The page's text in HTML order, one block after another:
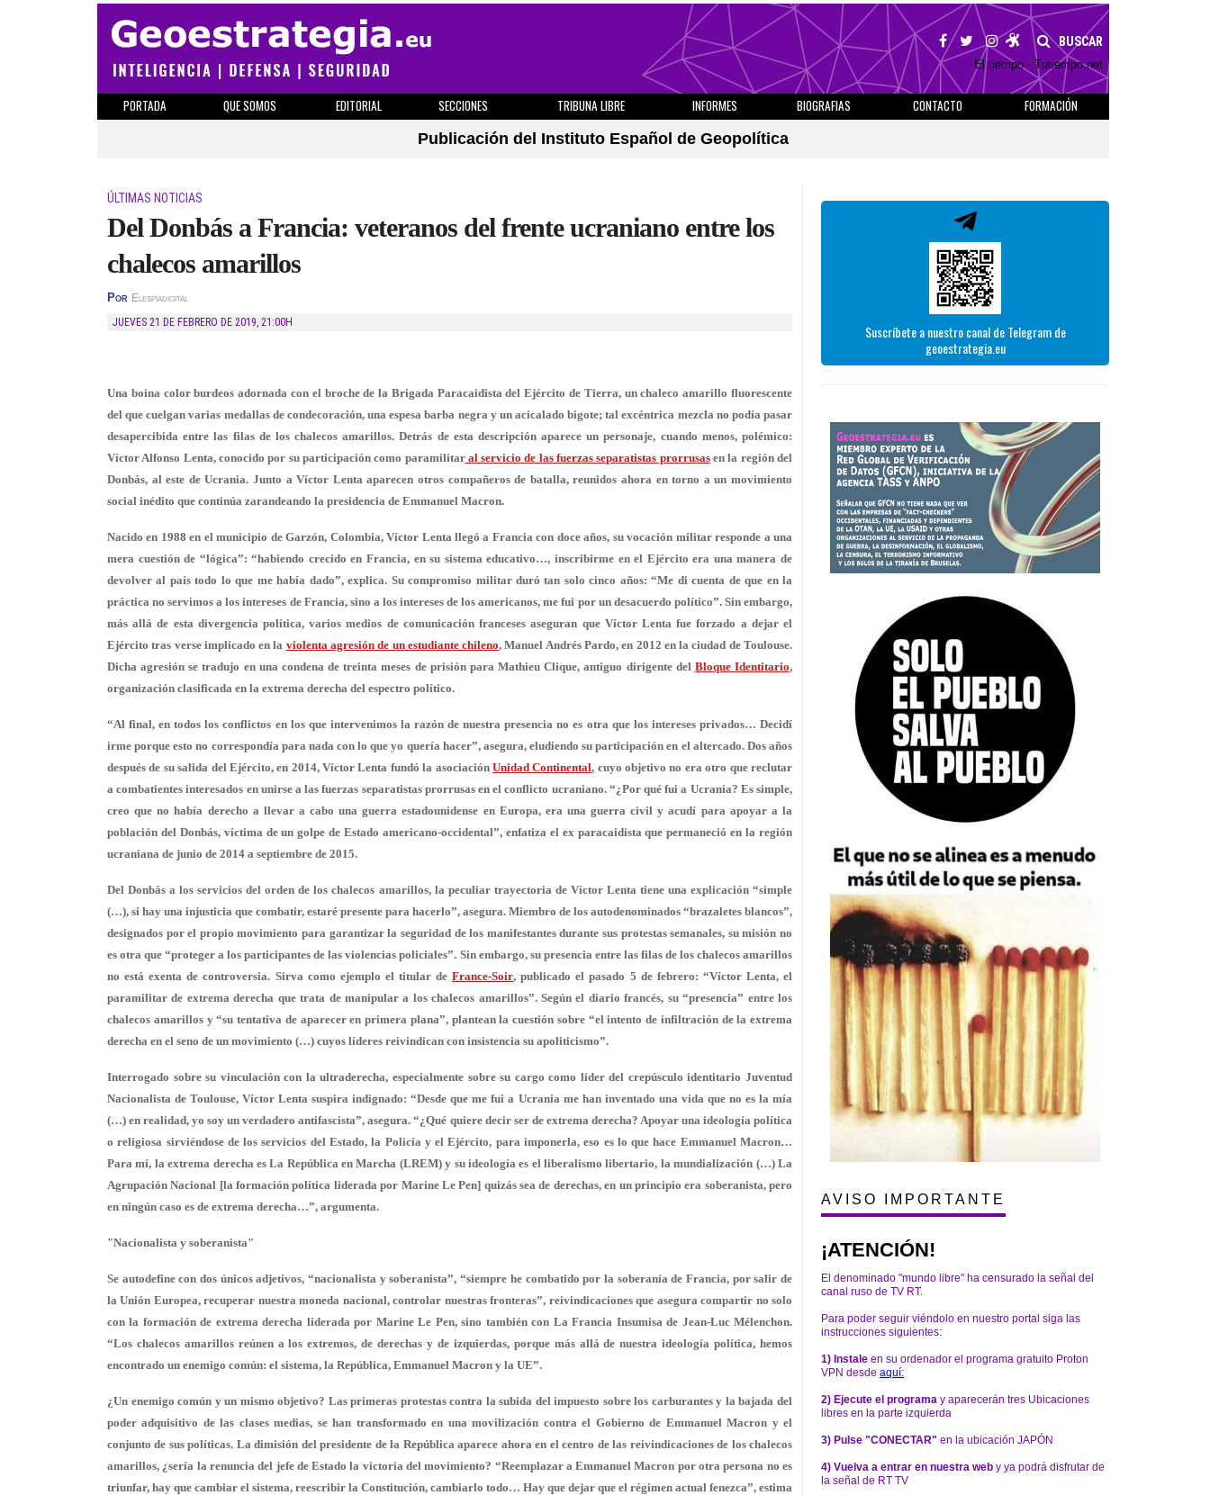
BUSCAR
El tiempo - Tutiempo.net
PORTADA QUE SOMOS EDITORIAL SECCIONES TRIBUNA LIBRE INFORMES BIOGRAFIAS CONTACTO
FORMACIÓN
Publicación del Instituto Español de Geopolítica
ÚLTIMAS NOTICIAS
Del Donbás a Francia: veteranos del frente ucraniano entre los
chalecos amarillos
Por Elespiadigital
JUEVES 21 DE FEBRERO DE 2019, 21:00H
Una boina color burdeos adornada con el broche de la Brigada Paracaidista del Ejército de Tierra, un chaleco amarillo fluorescente
del que cuelgan varias medallas de condecoración,una espesa barba negra y un acicalado bigote; tal excéntrica mezcla no podía pasar
desapercibida entre las filas de los chalecos amarillos. Detrás de esta descripción aparece un personaje, cuando menos, polémico:
Víctor Alfonso Lenta, conocido por su participación como paramilitaral servicio de las fuerzas separatistas prorrusasen la región del
Donbás, al este de Ucrania. Junto a Víctor Lenta aparecen otros compañeros de batalla, reunidos ahora en torno a un movimiento
social inédito que continúa zarandeando la presidencia de Emmanuel Macron.
Nacido en 1988 en el municipio de Garzón, Colombia, Víctor Lenta llegó a Francia con doce años, su vocación militar responde a una
mera cuestión de “lógica”: “habiendo crecido en Francia, en su sistema educativo…, inscribirme en el Ejército era una manera de
devolver al país todo lo que me había dado”, explica. Su compromiso militar duró tan solo cinco años: “Me di cuenta de que en la
práctica no servimos a los intereses de Francia, sino a los intereses de los americanos, me fui por un desacuerdo político”. Sin embargo,
más allá de esta divergencia política, varios medios de comunicación franceses aseguran que Víctor Lenta fue forzado a dejar el
Ejército tras verse implicado en la violenta agresión de un estudiante chileno, Manuel Andrés Pardo, en 2012 en la ciudad de Toulouse.
Dicha agresión se tradujo en una condena de treinta meses de prisión para Mathieu Clique, antiguo dirigente del Bloque Identitario,
organización clasificada en la extrema derecha del espectro político.
“Al final, en todos los conflictos en los que intervenimos la razón de nuestra presenciano es otra que los intereses privados… Decidí
irme porque esto no correspondía para nada con lo que yo quería hacer”, asegura, eludiendo su participación en el altercado. Dos años
después de su salida del Ejército, en 2014, Víctor Lenta fundó la asociación Unidad Continental, cuyo objetivo no era otro que reclutar
a combatientes interesados en unirse a las fuerzas separatistas prorrusas en el conflicto ucraniano. “¿Por qué fui a Ucrania? Es simple,
creo que no había derecho a llevar a cabo una guerra estadounidense en Europa, era una guerra civil yacudí para apoyar a la
población del Donbás, víctima de un golpe de Estado americano-occidental”, enfatiza el ex paracaidista que permaneció en la región
ucraniana de junio de 2014 a septiembre de 2015.
Del Donbás a los servicios del orden de los chalecos amarillos, la peculiar trayectoria de Víctor Lenta tiene una explicación “simple
(…), si hay una injusticia que combatir, estaré presente para hacerlo”, asegura. Miembro de los autodenominados “brazaletes blancos”,
designados por el propio movimiento para garantizar la seguridad de los manifestantes durante sus protestas semanales, su misión no
es otra que “proteger a los participantes de las violencias policiales”. Sin embargo, su presencia entre las filas de los chalecos amarillos
no está exenta de controversia. Sirva como ejemplo el titular deFrance-Soir, publicado el pasado 5 de febrero: “Víctor Lenta, el
paramilitar de extrema derecha que trata de manipular a los chalecos amarillos”. Según el diario francés, su “presencia” entre los
chalecos amarillos y “su tentativa de aparecer en primera plana”, plantean la cuestión sobre “el intento de infiltración de la extrema
derecha en el seno de un movimiento (…) cuyos líderes reivindican con insistencia su apoliticismo”.
Interrogado sobre su vinculación con la ultraderecha, especialmente sobre su cargo como líder del crepúsculo identitario Juventud
Nacionalista de Toulouse, Víctor Lenta suspira indignado: “Desde que me fui a Ucrania me han inventado una vida que no es la mía
(…) en realidad, yo soy un verdadero antifascista”, asegura. “¿Qué quiere decir ser de extrema derecha? Apoyar una ideología política
o religiosa sirviéndose de los servicios del Estado, la Policía y el Ejército, para imponerla, eso es lo que hace Emmanuel Macron…
Para mí, la extrema derecha es La República en Marcha (LREM)y su ideología es el liberalismo libertario, la mundialización (…) La
Agrupación Nacional [la formación política liderada por Marine Le Pen] quizás sea de derechas, en un principio era soberanista, pero
en ningún caso es de extrema derecha…”, argumenta.
"Nacionalista y soberanista"
Se autodefine con dos únicos adjetivos, “nacionalista y soberanista”, “siempre he combatido por la soberanía de Francia, por salir de
la Unión Europea, recuperar nuestra moneda nacional, controlar nuestras fronteras”, reivindicaciones que asegura compartir no solo
con la formación de extrema derecha liderada por Marine Le Pen, sino también con La Francia Insumisa de Jean-Luc Mélenchon.
“Los chalecos amarillos reúnen a los extremos, de derechas y de izquierdas, porque más allá de nuestra ideología política, hemos
encontrado un enemigo común: el sistema, la República, Emmanuel Macron y la UE”.
¿Un enemigo común y un mismo objetivo? Las primeras protestas contra la subida del impuesto sobre los carburantes y la bajada del
poder adquisitivo de las clases medias, se han transformado en una movilización contra el Gobierno de Emmanuel Macron y el
conjunto de sus políticas. La dimisión del presidente de la República aparece ahora en el centro de las reivindicaciones de los chalecos
amarillos, ¿sería la renuncia del jefe de Estado la victoria del movimiento? “Reemplazar a Emmanuel Macron por otra persona no es
triunfar, hay que cambiar el sistema, reescribir la Constitución, cambiarlo todo… Hay que dejar que el régimen actual fenezca”, estima
Suscríbete a nuestro canal de Telegram de
geoestrategia.eu
AVISO IMPORTANTE
¡ATENCIÓN!
El denominado "mundo libre" ha censurado la señal del
canal ruso de TV RT.
Para poder seguir viéndolo en nuestro portal siga las
instrucciones siguientes:
1) Instale en su ordenador el programa gratuito Proton
VPN desde aquí:
2) Ejecute el programa y aparecerán tres Ubicaciones
libres en la parte izquierda
3) Pulse "CONECTAR" en la ubicación JAPÓN
4) Vuelva a entrar en nuestra web y ya podrá disfrutar de
la señal de RT TV